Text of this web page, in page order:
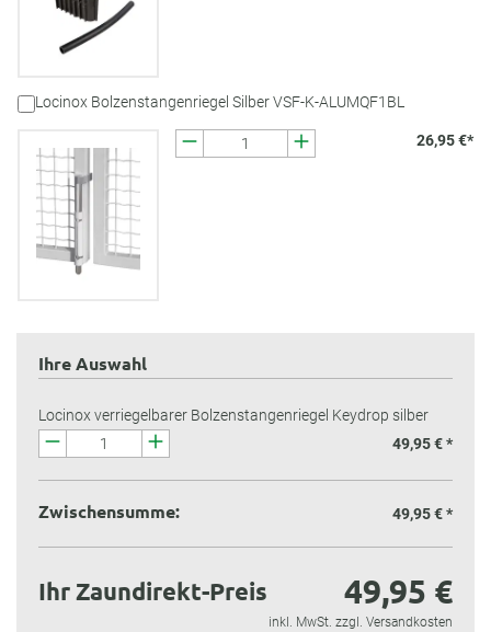
Locinox Bolzenstangenriegel Silber VSF-K-ALUMQF1BL
26,95 €*
Ihre Auswahl
Locinox verriegelbarer Bolzenstangenriegel Keydrop silber
49,95 € *
Zwischensumme: 49,95 €*
Ihr Zaundirekt-Preis 49,95 €
inkl. MwSt. zzgl. Versandkosten